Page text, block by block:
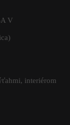
V
interiérom